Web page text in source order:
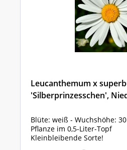
Leucanthemum x
'Silberprinzesschen',
Blüte: weiß - Wuchshöhe:
Pflanze im 0,5-Liter-Topf
Kleinbleibende Sorte!